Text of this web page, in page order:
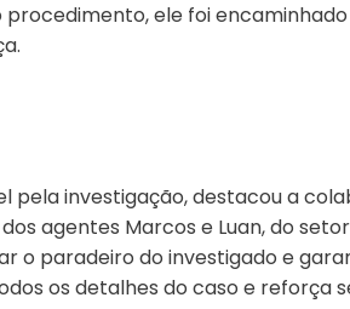
ele foi
pela investigação, destacou a
agentes Marcos e Luan, do
o paradeiro do investigado e
os detalhes do caso e reforça